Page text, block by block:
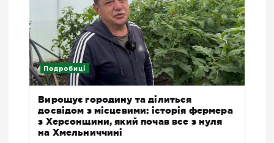
Подробиці
Вирощує городину та ділиться
досвідом з місцевими: історія фермера
з Херсонщини, який почав все з нуля
на Хмельниччині